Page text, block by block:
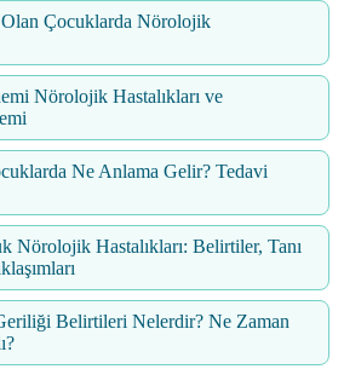
Çocuklarda Nörolojik
Nörolojik Hastalıkları ve
Ne Anlama Gelir? Tedavi
Nörolojik Hastalıkları: Belirtiler, Tanı
Belirtileri Nelerdir? Ne Zaman